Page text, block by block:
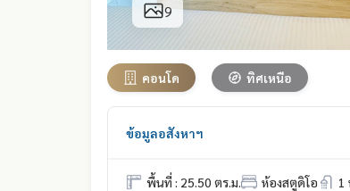
9
คอนโด ทิศเหนือ
ข้อมูลอสังหาฯ
พื้นที่ : 25.50 ตร.ม. ห้องสตูดิโอ 1